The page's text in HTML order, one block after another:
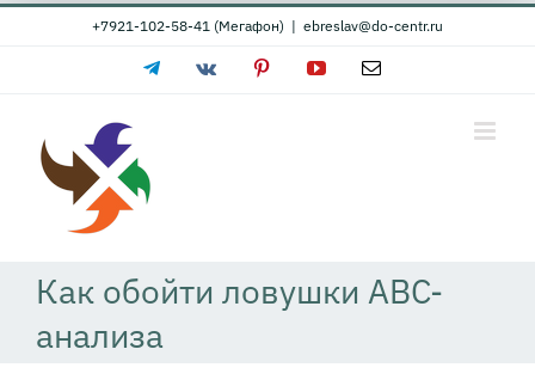
Skip
+7921-102-58-41 (Мегафон) | ebreslav@do-centr.ru
TelegramVk PinterestYouTubeEmail
Как обойти ловушки ABC-
анализа